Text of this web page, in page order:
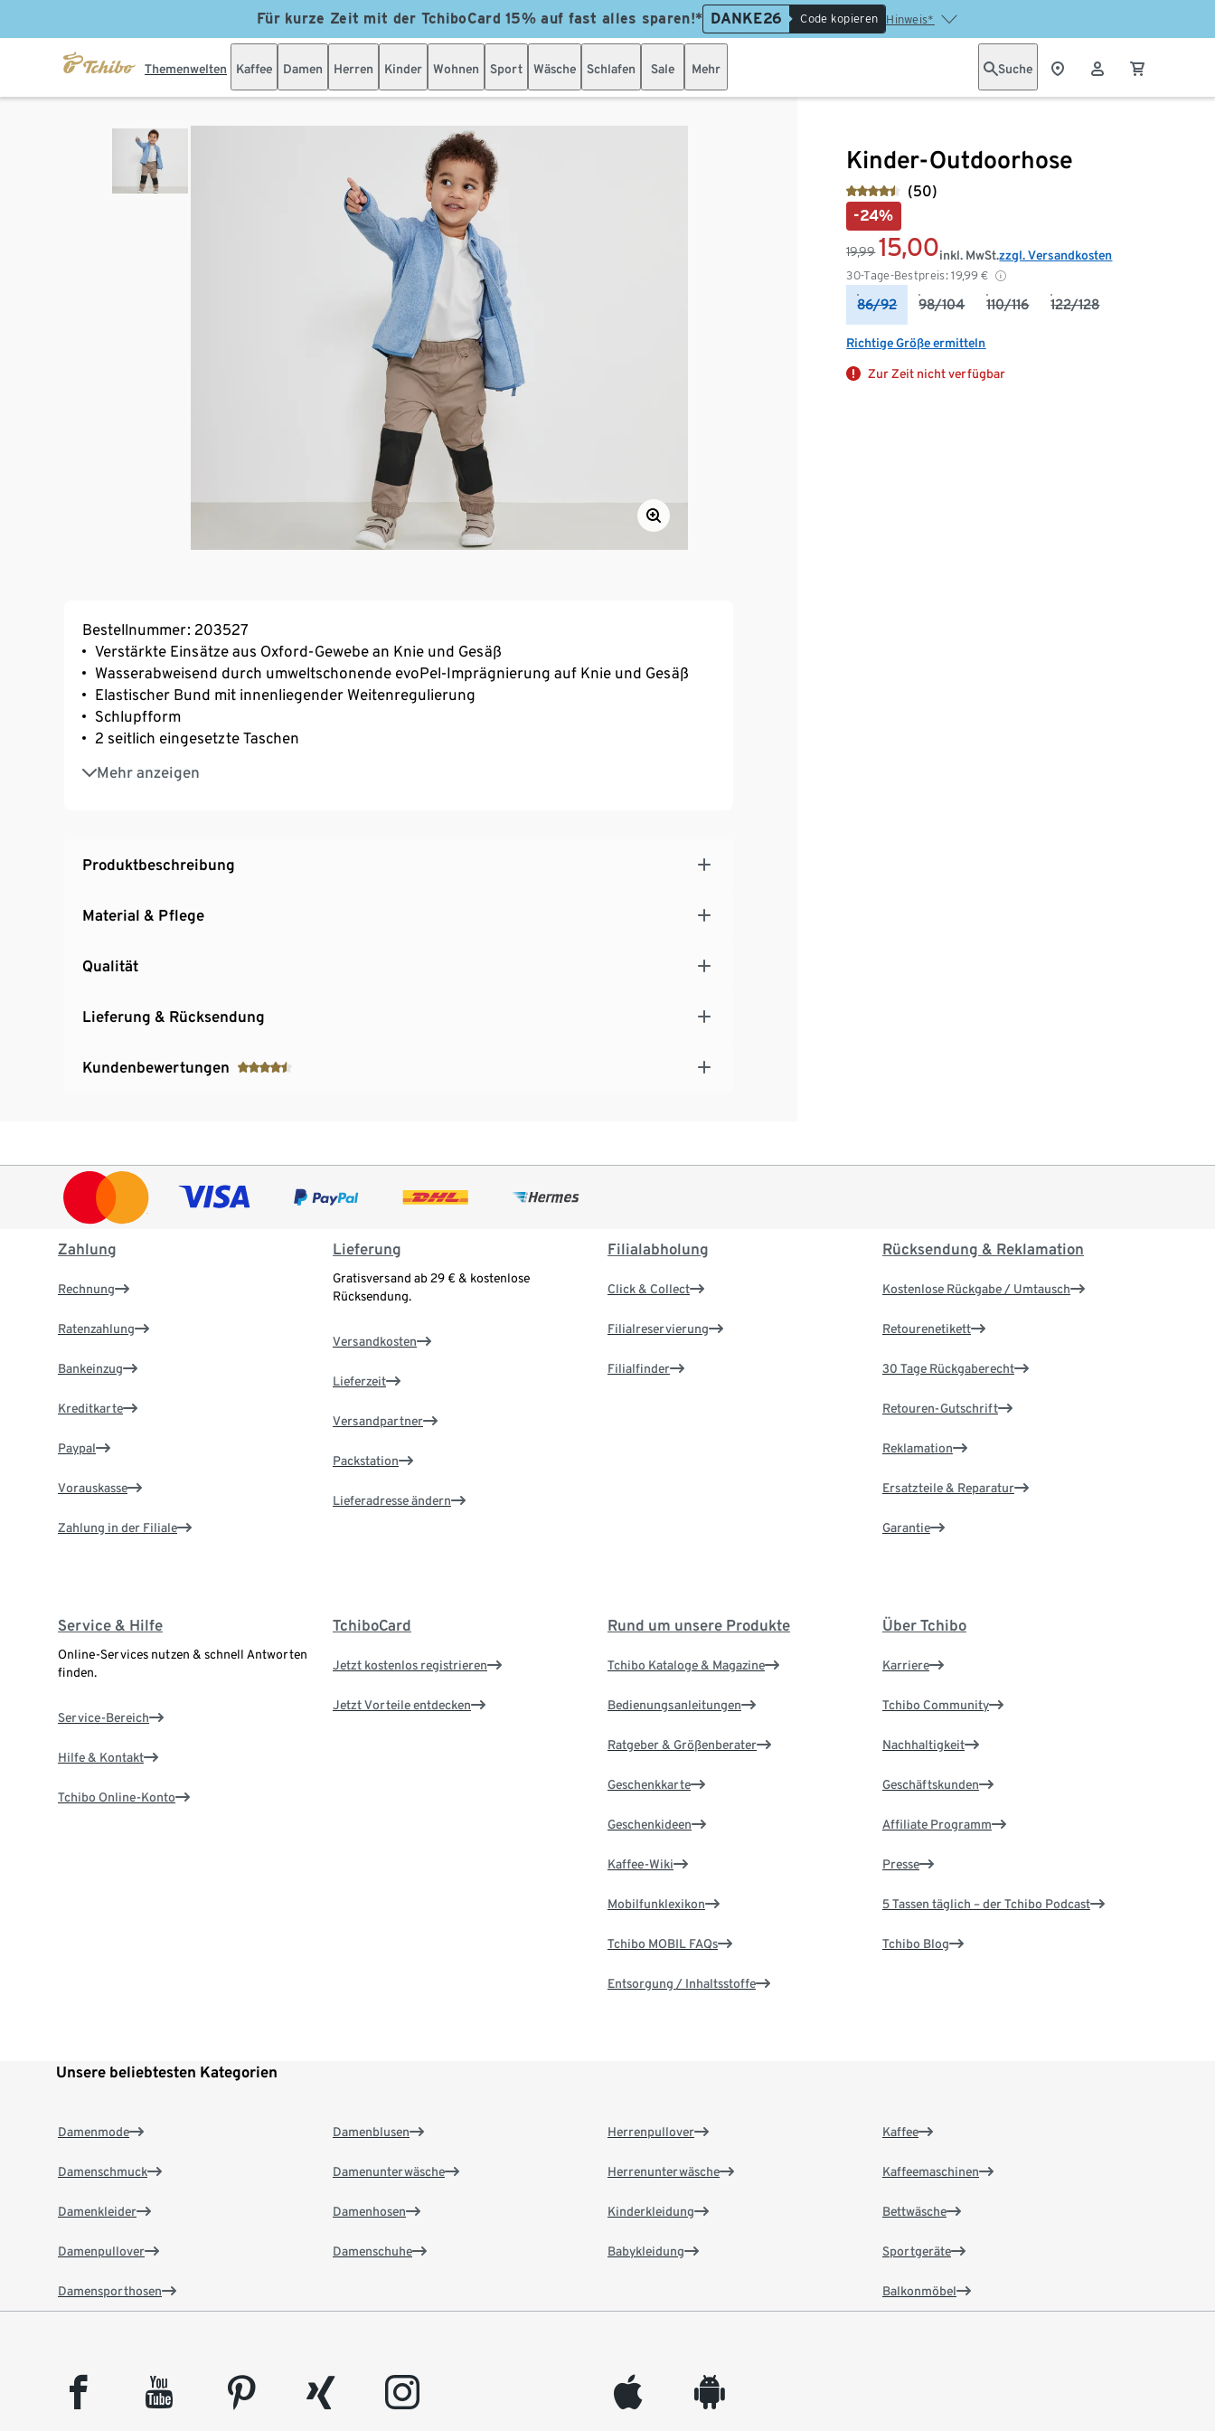
Für kurze Zeit mit der TchiboCard 15% auf fast alles sparen!* DANKE26 Code kopieren Hinweis*
Themenwelten Kaffee Damen Herren Kinder Wohnen Sport Wäsche Schlafen Sale Mehr Suche
Kinder-Outdoorhose
(50)
-24%
19,99 15,00
30-Tage-Bestpreis: 19,99 €
inkl. MwSt.zzgl. Versandkosten
86/92 98/104 110/116 122/128
Richtige Größe ermitteln
Zur Zeit nicht verfügbar
Bestellnummer: 203527
Verstärkte Einsätze aus Oxford-Gewebe an Knie und Gesäß
Wasserabweisend durch umweltschonende evoPel-Imprägnierung auf Knie und Gesäß
Elastischer Bund mit innenliegender Weitenregulierung
Schlupfform
2 seitlich eingesetzte Taschen
Mehr anzeigen
Aufgesetzte Tasche auf dem linken Bein
Elastischer Bund an den Beinen
Produktbeschreibung
Material & Pflege
Qualität
Lieferung & Rücksendung
Kundenbewertungen
Zahlung
Rechnung
Ratenzahlung
Bankeinzug
Kreditkarte
Paypal
Vorauskasse
Zahlung in der Filiale
Lieferung
Gratisversand ab 29 € & kostenlose
Rücksendung.
Versandkosten
Lieferzeit
Versandpartner
Packstation
Lieferadresse ändern
Filialabholung
Click & Collect
Filialreservierung
Filialfinder
Rücksendung & Reklamation
Kostenlose Rückgabe / Umtausch
Retourenetikett
30 Tage Rückgaberecht
Retouren-Gutschrift
Reklamation
Ersatzteile & Reparatur
Garantie
Service & Hilfe
Online-Services nutzen & schnell Antworten
finden.
Service-Bereich
Hilfe & Kontakt
Tchibo Online-Konto
TchiboCard
Jetzt kostenlos registrieren
Jetzt Vorteile entdecken
Rund um unsere Produkte
Tchibo Kataloge & Magazine
Bedienungsanleitungen
Ratgeber & Größenberater
Geschenkkarte
Geschenkideen
Kaffee-Wiki
Mobilfunklexikon
Tchibo MOBIL FAQs
Entsorgung / Inhaltsstoffe
Über Tchibo
Karriere
Tchibo Community
Nachhaltigkeit
Geschäftskunden
Affiliate Programm
Presse
5 Tassen täglich – der Tchibo Podcast
Tchibo Blog
Unsere beliebtesten Kategorien
Damenmode
Damenschmuck
Damenkleider
Damenpullover
Damensporthosen
Damenblusen
Damenunterwäsche
Damenhosen
Damenschuhe
Herrenpullover
Herrenunterwäsche
Kinderkleidung
Babykleidung
Kaffee
Kaffeemaschinen
Bettwäsche
Sportgeräte
Balkonmöbel
facebook youtube pinterest xing instagram appleinc android